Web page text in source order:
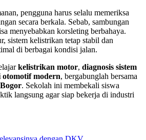
pengguna harus selalu memeriksa
secara berkala. Sebab, sambungan
menyebabkan korsleting berbahaya.
sistem kelistrikan tetap stabil dan
di berbagai kondisi jalan.
kelistrikan motor, diagnosis sistem
otomotif modern, bergabunglah bersama
. Sekolah ini membekali siswa
langsung agar siap bekerja di industri